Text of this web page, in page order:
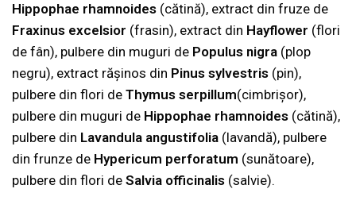
Hippophae rhamnoides (cătină), extract din fruze de
Fraxinus excelsior (frasin), extract din Hayflower (flori
de fân), pulbere din muguri de Populus nigra (plop
negru), extract rășinos din Pinus sylvestris (pin),
pulbere din flori de Thymus serpillum(cimbrișor),
pulbere din muguri de Hippophae rhamnoides (cătină),
pulbere din Lavandula angustifolia (lavandă), pulbere
din frunze de Hypericum perforatum (sunătoare),
pulbere din flori de Salvia officinalis (salvie).